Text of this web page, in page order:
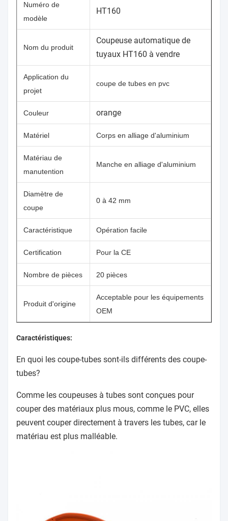
Numéro de
modèle
HT160
Nom du produit
Coupeuse automatique de
tuyaux HT160 à vendre
Application du
projet
coupe de tubes en pvc
Couleur orange
Matériel Corps en alliage d'aluminium
Matériau de
manutention
Manche en alliage d'aluminium
Diamètre de
coupe
0 à 42 mm
Caractéristique Opération facile
Certification Pour la CE
Nombre de pièces 20 pièces
Produit d'origine
Acceptable pour les équipements
OEM
Caractéristiques:
En quoi les coupe-tubes sont-ils différents des coupe-
tubes?
Comme les coupeuses à tubes sont conçues pour
couper des matériaux plus mous, comme le PVC, elles
peuvent couper directement à travers les tubes, car le
matériau est plus malléable.